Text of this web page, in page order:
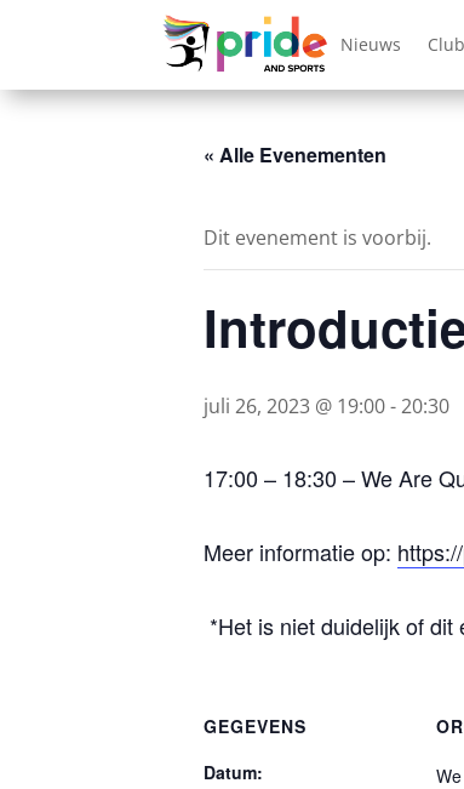
Nieuws
« Alle Evenementen
Dit evenement is voorbij.
juli 26, 2023 @ 19:00-20:30
17:00 – 18:30 – We Are
Meer informatie op:
*Het is niet duidelijk of
GEGEVENS
Datum: